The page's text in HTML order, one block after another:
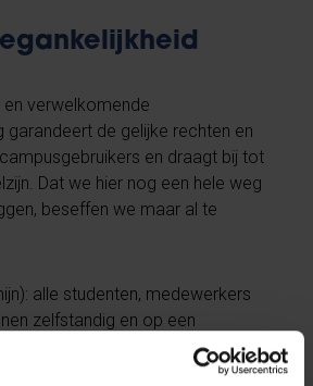
verwelkomende
de gelijke rechten en
en draagt bij tot
Dat we hier nog een hele weg
beseffen we maar al te
alle studenten, medewerkers
zelfstandig en op een
gebruik maken van de
op alle VUB-campussen,